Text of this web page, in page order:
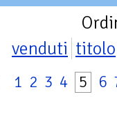
venduti titolo
1 2 3 4 5 6